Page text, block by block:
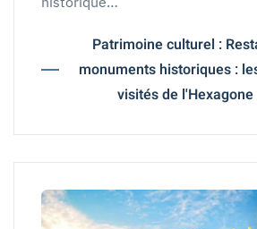
Patrimoine culturel :
monuments historiques :
visités de